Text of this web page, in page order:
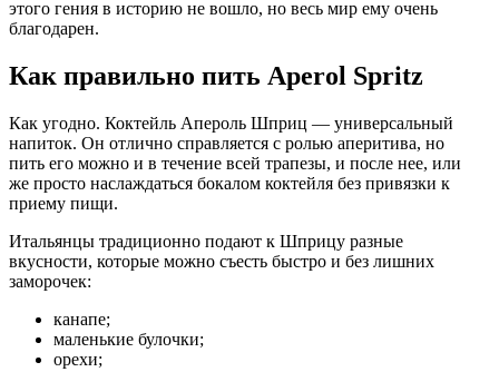
этого гения в историю не вошло, но весь мир ему очень
благодарен.
Как правильно пить Aperol Spritz
Как угодно. Коктейль Апероль Шприц — универсальный
напиток. Он отлично справляется с ролью аперитива, но
пить его можно и в течение всей трапезы, и после нее, или
же просто наслаждаться бокалом коктейля без привязки к
приему пищи.
Итальянцы традиционно подают к Шприцу разные
вкусности, которые можно съесть быстро и без лишних
заморочек:
канапе;
маленькие булочки;
орехи;